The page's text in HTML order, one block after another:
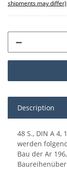
shipments may differ)
Description
48 S., DIN A 4,
werden
Bau der Ar